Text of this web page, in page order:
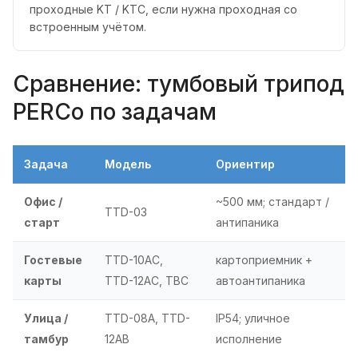
проходные KT / KTC, если нужна проходная со
встроенным учётом.
Сравнение: тумбовый трипод
PERCo по задачам
Задача Модель Ориентир
Офис /
старт
TTD-03
~500 мм; стандарт /
антипаника
Гостевые
карты
TTD-10AC,
TTD-12AC, TBC
картоприемник +
автоантипаника
Улица /
тамбур
TTD-08A, TTD-
12AB
IP54; уличное
исполнение